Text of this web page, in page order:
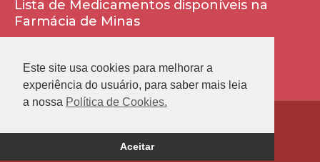
Lista de Medicamentos disponíveis na
Farmácia de Minas
Este site usa cookies para melhorar a
experiência do usuário, para saber mais leia
a nossa Política de Cookies.
Aceitar